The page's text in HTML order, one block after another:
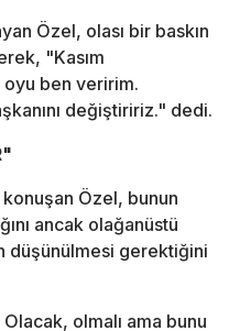
Özel, olası bir baskın
"Kasım
oyu ben veririm.
değiştiririz." dedi.
konuşan Özel, bunun
ancak olağanüstü
düşünülmesi gerektiğini
olmalı ama bunu